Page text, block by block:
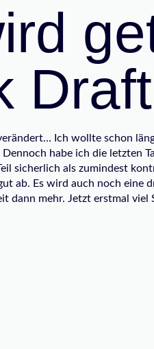
Ich wollte schon
habe ich die letzten
sicherlich als zumindest
ab. Es wird auch noch
mehr. Jetzt erstmal